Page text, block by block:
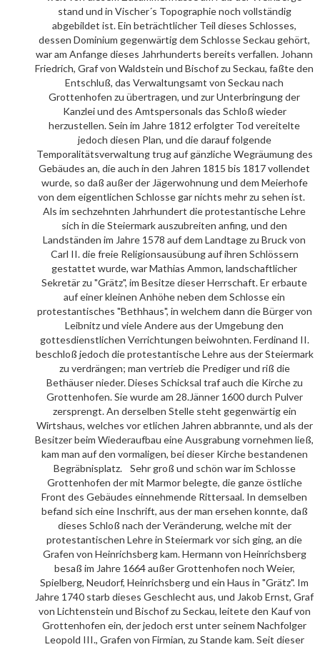
stand und in Vischer´s Topographie noch vollständig
abgebildet ist. Ein beträchtlicher Teil dieses Schlosses,
dessen Dominium gegenwärtig dem Schlosse Seckau gehört,
war am Anfange dieses Jahrhunderts bereits verfallen. Johann
Friedrich, Graf von Waldstein und Bischof zu Seckau, faßte den
Entschluß, das Verwaltungsamt von Seckau nach
Grottenhofen zu übertragen, und zur Unterbringung der
Kanzlei und des Amtspersonals das Schloß wieder
herzustellen. Sein im Jahre 1812 erfolgter Tod vereitelte
jedoch diesen Plan, und die darauf folgende
Temporalitätsverwaltung trug auf gänzliche Wegräumung des
Gebäudes an, die auch in den Jahren 1815 bis 1817 vollendet
wurde, so daß außer der Jägerwohnung und dem Meierhofe
von dem eigentlichen Schlosse gar nichts mehr zu sehen ist.
Als im sechzehnten Jahrhundert die protestantische Lehre
sich in die Steiermark auszubreiten anfing, und den
Landständen im Jahre 1578 auf dem Landtage zu Bruck von
Carl II. die freie Religionsausübung auf ihren Schlössern
gestattet wurde, war Mathias Ammon, landschaftlicher
Sekretär zu "Grätz", im Besitze dieser Herrschaft. Er erbaute
auf einer kleinen Anhöhe neben dem Schlosse ein
protestantisches "Bethhaus", in welchem dann die Bürger von
Leibnitz und viele Andere aus der Umgebung den
gottesdienstlichen Verrichtungen beiwohnten. Ferdinand II.
beschloß jedoch die protestantische Lehre aus der Steiermark
zu verdrängen; man vertrieb die Prediger und riß die
Bethäuser nieder. Dieses Schicksal traf auch die Kirche zu
Grottenhofen. Sie wurde am 28.Jänner 1600 durch Pulver
zersprengt. An derselben Stelle steht gegenwärtig ein
Wirtshaus, welches vor etlichen Jahren abbrannte, und als der
Besitzer beim Wiederaufbau eine Ausgrabung vornehmen ließ,
kam man auf den vormaligen, bei dieser Kirche bestandenen
Begräbnisplatz. Sehr groß und schön war im Schlosse
Grottenhofen der mit Marmor belegte, die ganze östliche
Front des Gebäudes einnehmende Rittersaal. In demselben
befand sich eine Inschrift, aus der man ersehen konnte, daß
dieses Schloß nach der Veränderung, welche mit der
protestantischen Lehre in Steiermark vor sich ging, an die
Grafen von Heinrichsberg kam. Hermann von Heinrichsberg
besaß im Jahre 1664 außer Grottenhofen noch Weier,
Spielberg, Neudorf, Heinrichsberg und ein Haus in "Grätz". Im
Jahre 1740 starb dieses Geschlecht aus, und Jakob Ernst, Graf
von Lichtenstein und Bischof zu Seckau, leitete den Kauf von
Grottenhofen ein, der jedoch erst unter seinem Nachfolger
Leopold III., Grafen von Firmian, zu Stande kam. Seit dieser